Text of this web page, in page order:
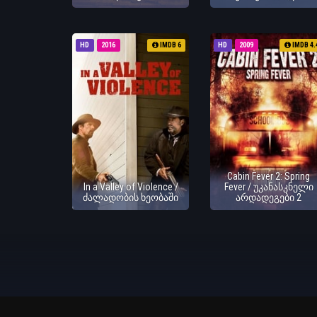
HD 2016 IMDB 6
In a Valley of Violence /
ძალადობის ხეობაში
HD 2009 IMDB
Cabin Fever 2: Spring
Fever / უკანასკნელი
არდადეგები 2